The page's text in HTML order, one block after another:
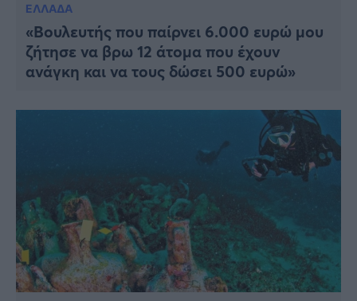
ΕΛΛΑΔΑ
«Βουλευτής που παίρνει 6.000 ευρώ μου
ζήτησε να βρω 12 άτομα που έχουν
ανάγκη και να τους δώσει 500 ευρώ»